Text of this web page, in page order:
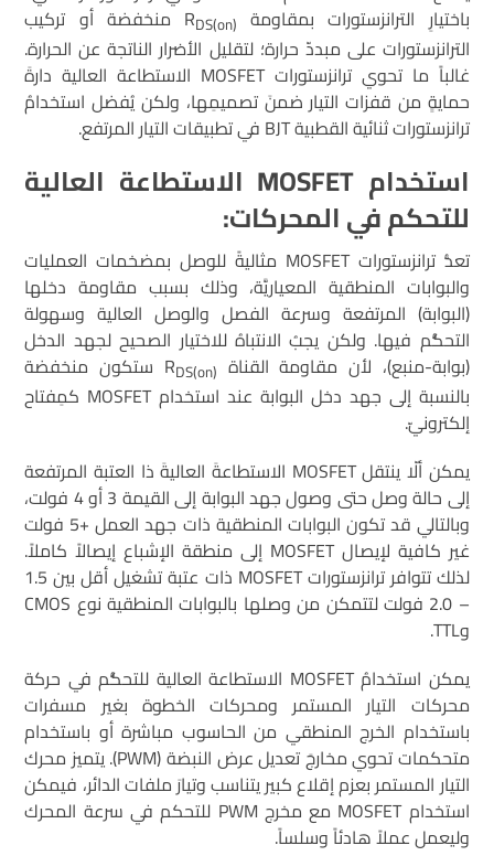
باختيارِ الترانزستورات بمقاومة R DS(on)
منخفضة أو تركيب
الترانزستورات على مبددّ حرارة؛ لتقليل الأضرار الناتجة عن الحرارة.
غالباً ما تحوي ترانزستورات MOSFET الاستطاعة العالية دارةَ
حمايةٍ من قفزات التيار ضمنَ تصميمِها، ولكن يُفضل استخدامُ
ترانزستورات ثنائية القطبية BJT في تطبيقات التيار المرتفع.
استخدام MOSFET الاستطاعة العالية
للتحكم في المحركات:
تعدُّ ترانزستورات MOSFET مثاليةً للوصل بمضخمات العمليات
والبوابات المنطقية المعياريَّة، وذلك بسبب مقاومة دخلها
(البوابة) المرتفعة وسرعة الفصل والوصل العالية وسهولة
التحكُّم فيها. ولكن يجبُ الانتباهُ للاختيار الصحيح لجهد الدخل
(بوابة-منبع)، لأن مقاومة القناة R DS(on)
ستكون منخفضة
بالنسبة إلى جهد دخل البوابة عند استخدام MOSFET كمِفتاح
إلكترونيّ.
يمكن ألّا ينتقل MOSFET الاستطاعةَ العاليةَ ذا العتبة المرتفعة
إلى حالة وصل حتى وصول جهد البوابة إلى القيمة 3 أو 4 فولت،
وبالتالي قد تكون البوابات المنطقية ذات جهد العمل +5 فولت
غير كافية لإيصال MOSFET إلى منطقة الإشباع إيصالاً كاملاً.
لذلك تتوافر ترانزستورات MOSFET ذات عتبة تشغيل أقل بين 1.5
– 2.0 فولت لتتمكن من وصلها بالبوابات المنطقية نوع CMOS
وTTL.
يمكن استخدامُ MOSFET الاستطاعة العالية للتحكُّم في حركة
محركات التيار المستمر ومحركات الخطوة بغير مسفرات
باستخدام الخرج المنطقي من الحاسوب مباشرة أو باستخدام
متحكمات تحوي مخارجَ تعديل عرض النبضة (PWM). يتميز محرك
التيار المستمر بعزم إقلاع كبير يتناسب وتيارَ ملفات الدائر، فيمكن
استخدام MOSFET مع مخرج PWM للتحكم في سرعة المحرك
وليعمل عملاً هادئاً وسلساً.